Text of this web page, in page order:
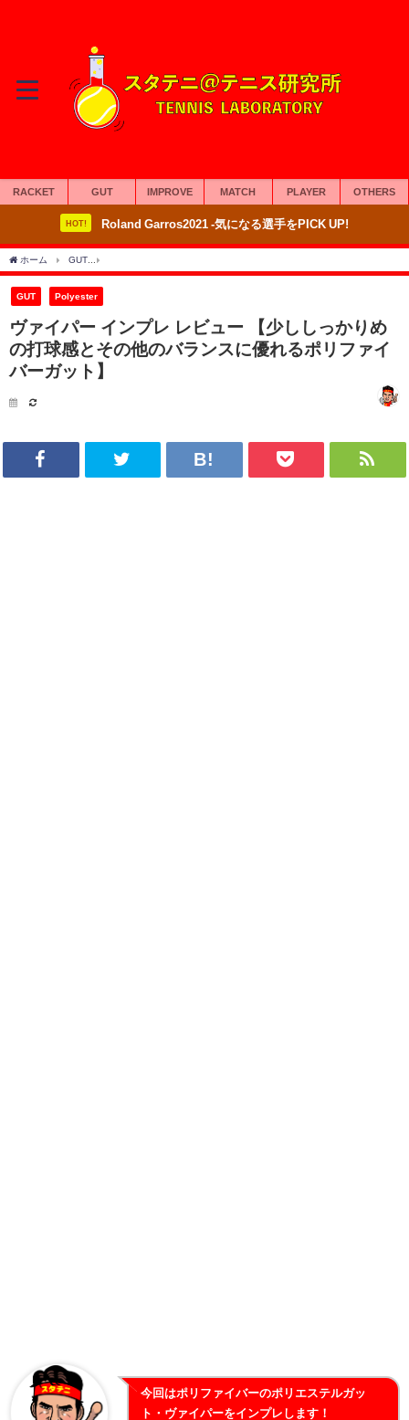
RACKET GUT IMPROVE MATCH PLAYER OTHERS
HOT! Roland Garros2021 -気になる選手をPICK UP!
ホーム GUT
GUT Polyester
ヴァイパー インプレ レビュー 【少ししっかりめ
の打球感とその他のバランスに優れるポリファイ
バーガット】
今回はポリファイバーのポリエステルガッ
ト・ヴァイパーをインプレします！